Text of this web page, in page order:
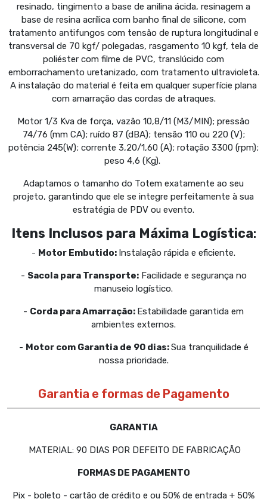
resinado, tingimento a base de anilina ácida, resinagem a
base de resina acrílica com banho final de silicone, com
tratamento antifungos com tensão de ruptura longitudinal e
transversal de 70 kgf/ polegadas, rasgamento 10 kgf, tela de
poliéster com filme de PVC, translúcido com
emborrachamento uretanizado, com tratamento ultravioleta.
A instalação do material é feita em qualquer superfície plana
com amarração das cordas de atraques.
Motor 1/3 Kva de força, vazão 10,8/11 (M3/MIN); pressão
74/76 (mm CA); ruído 87 (dBA); tensão 110 ou 220 (V);
potência 245(W); corrente 3,20/1,60 (A); rotação 3300 (rpm);
peso 4,6 (Kg).
Adaptamos o tamanho do Totem exatamente ao seu
projeto, garantindo que ele se integre perfeitamente à sua
estratégia de PDV ou evento.
Itens Inclusos para Máxima Logística:
- Motor Embutido: Instalação rápida e eficiente.
- Sacola para Transporte:Facilidade e segurança no
manuseio logístico.
- Corda para Amarração: Estabilidade garantida em
ambientes externos.
- Motor com Garantia de 90 dias:Sua tranquilidade é
nossa prioridade.
Garantia e formas de Pagamento
GARANTIA
MATERIAL: 90 DIAS POR DEFEITO DE FABRICAÇÃO
FORMAS DE PAGAMENTO
Pix - boleto - cartão de crédito e ou 50% de entrada + 50%